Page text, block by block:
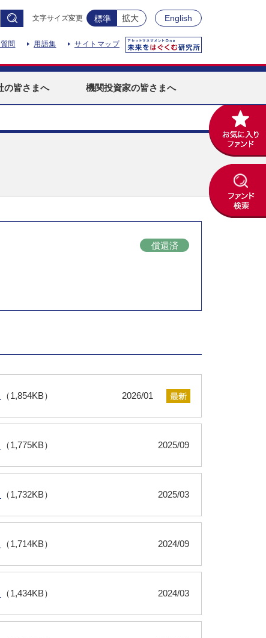
文字サイズ変更 標準 拡大 English
問 用語集 サイトマップ
の皆さまへ 機関投資家の皆さまへ
償還済
（1,854KB） 2026/01
（1,775KB） 2025/09
（1,732KB） 2025/03
（1,714KB） 2024/09
（1,434KB） 2024/03